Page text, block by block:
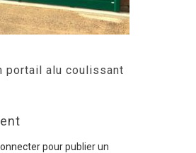
portail alu coulissant
pour publier un